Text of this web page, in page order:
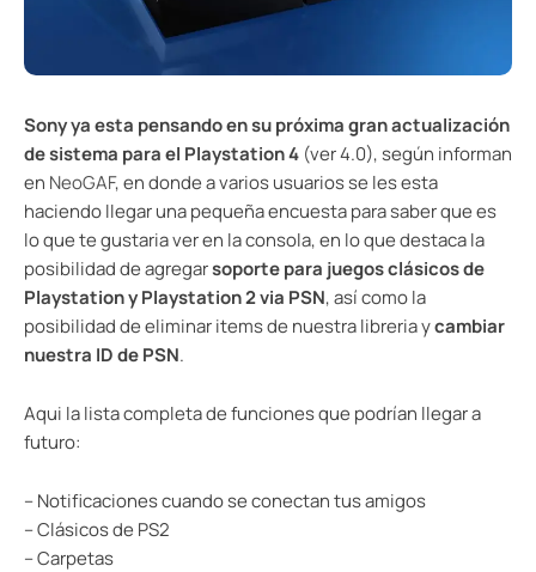
Sony ya esta pensando en su próxima gran actualización
de sistema para el Playstation 4 (ver 4.0), según informan
en NeoGAF, en donde a varios usuarios se les esta
haciendo llegar una pequeña encuesta para saber que es
lo que te gustaria ver en la consola, en lo que destaca la
posibilidad de agregarsoporte para juegos clásicos de
Playstation y Playstation 2 via PSN, así como la
posibilidad de eliminar items de nuestra libreria ycambiar
nuestra ID de PSN.
Aqui la lista completa de funciones que podrían llegar a
futuro:
– Notificaciones cuando se conectan tus amigos
– Clásicos de PS2
– Carpetas